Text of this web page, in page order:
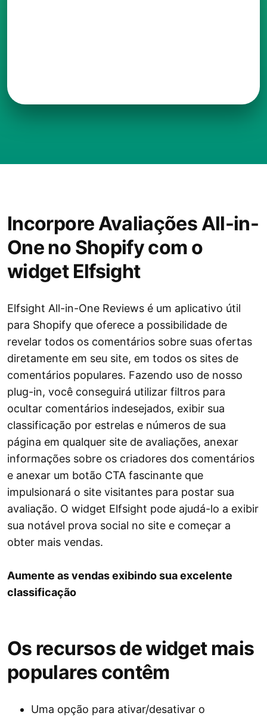
Incorpore Avaliações All-in-
One no Shopify com o
widget Elfsight
Elfsight All-in-One Reviews é um aplicativo útil
para Shopify que oferece a possibilidade de
revelar todos os comentários sobre suas ofertas
diretamente em seu site, em todos os sites de
comentários populares. Fazendo uso de nosso
plug-in, você conseguirá utilizar filtros para
ocultar comentários indesejados, exibir sua
classificação por estrelas e números de sua
página em qualquer site de avaliações, anexar
informações sobre os criadores dos comentários
e anexar um botão CTA fascinante que
impulsionará o site visitantes para postar sua
avaliação. O widget Elfsight pode ajudá-lo a exibir
sua notável prova social no site e começar a
obter mais vendas.
Aumente as vendas exibindo sua excelente
classificação
Os recursos de widget mais
populares contêm
Uma opção para ativar/desativar o